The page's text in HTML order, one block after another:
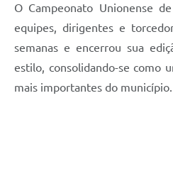
O Campeonato Unionense
equipes, dirigentes e
semanas e encerrou sua
estilo, consolidando-se como
mais importantes do município.